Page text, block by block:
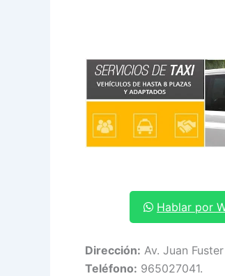
Hablar por
Dirección: Av. Juan
Teléfono: 965027041.